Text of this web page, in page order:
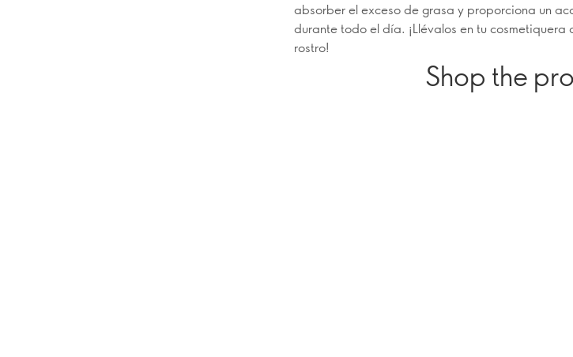
absorber el exceso de grasa y proporciona un
durante todo el día. ¡Llévalos en tu
rostro!
Shop the